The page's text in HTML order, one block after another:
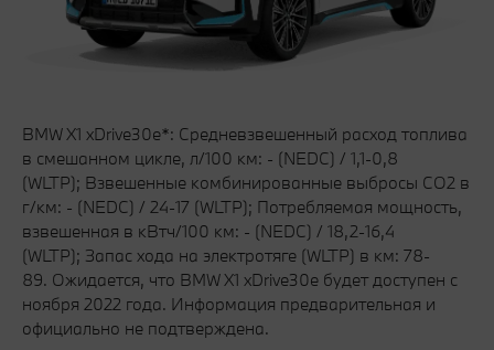
BMW X1 xDrive30e*: Средневзвешенный расход топлива
в смешанном цикле, л/100 км: - (NEDC) / 1,1-0,8
(WLTP); Взвешенные комбинированные выбросы CO2 в
г/км: - (NEDC) / 24-17 (WLTP); Потребляемая мощность,
взвешенная в кВтч/100 км: - (NEDC) / 18,2-16,4
(WLTP); Запас хода на электротяге (WLTP) в км: 78-
89. Ожидается, что BMW X1 xDrive30e будет доступен с
ноября 2022 года. Информация предварительная и
официально не подтверждена.